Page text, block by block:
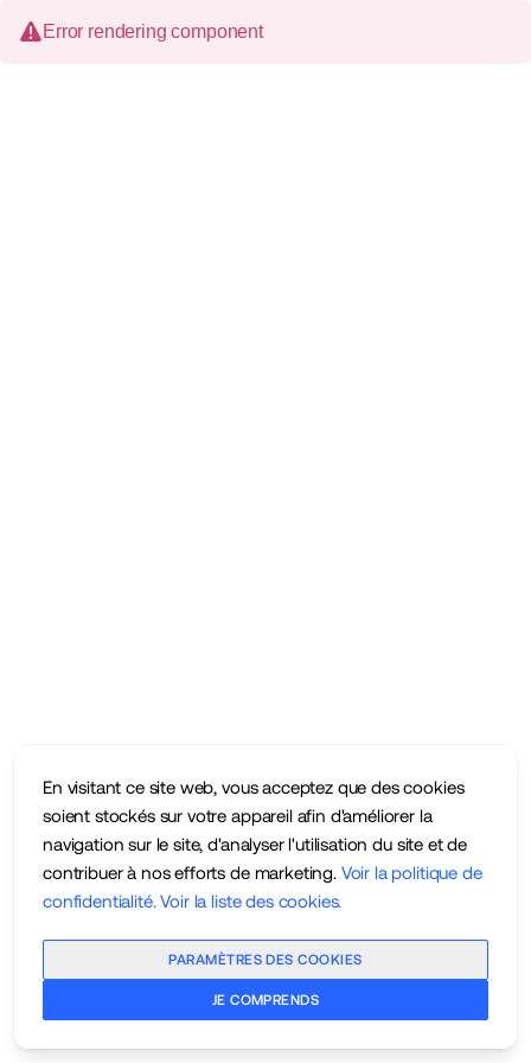
En visitant ce site web, vous acceptez que des cookies
soient stockés sur votre appareil afin d'améliorer la
navigation sur le site, d'analyser l'utilisation du site et de
contribuer à nos efforts de marketing. Voir la politique de
confidentialité. Voir la liste des cookies.
PARAMÈTRES DES COOKIES
JE COMPRENDS
Error rendering component